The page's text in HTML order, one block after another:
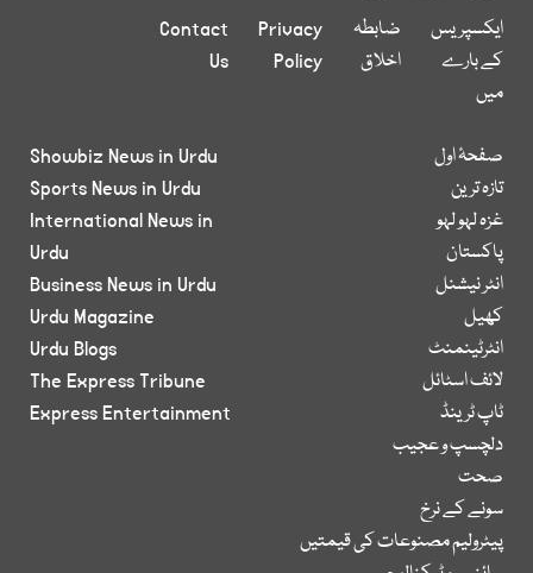
ایکسپریس
کے بارے
میں
ضابطہ
اخلاق
Privacy
Policy
Contact
Us
صفحۂ اول
تازہ ترین
غزہ لہو لہو
پاکستان
انٹر نیشنل
کھیل
انٹرٹینمنٹ
لائف اسٹائل
ٹاپ ٹرینڈ
دلچسپ و عجیب
صحت
سونے کے نرخ
پیٹرولیم مصنوعات کی قیمتیں
Showbiz News in Urdu
Sports News in Urdu
International News in
Urdu
Business News in Urdu
Urdu Magazine
Urdu Blogs
The Express Tribune
Express Entertainment